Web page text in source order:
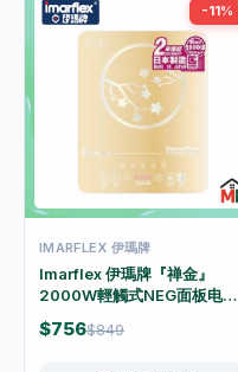
-11%
IMARFLEX 伊瑪牌
Imarflex 伊瑪牌『禅金』
2000W輕觸式NEG面板电磁
炉 IIH-2031G
$756$849